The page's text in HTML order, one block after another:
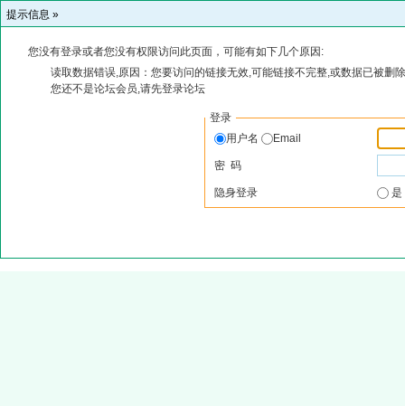
提示信息 »
您没有登录或者您没有权限访问此页面，可能有如下几个原因:
读取数据错误,原因：您要访问的链接无效,可能链接不完整,或数据已被删
您还不是论坛会员,请先登录论坛
登录
用户名
Email
密 码
隐身登录